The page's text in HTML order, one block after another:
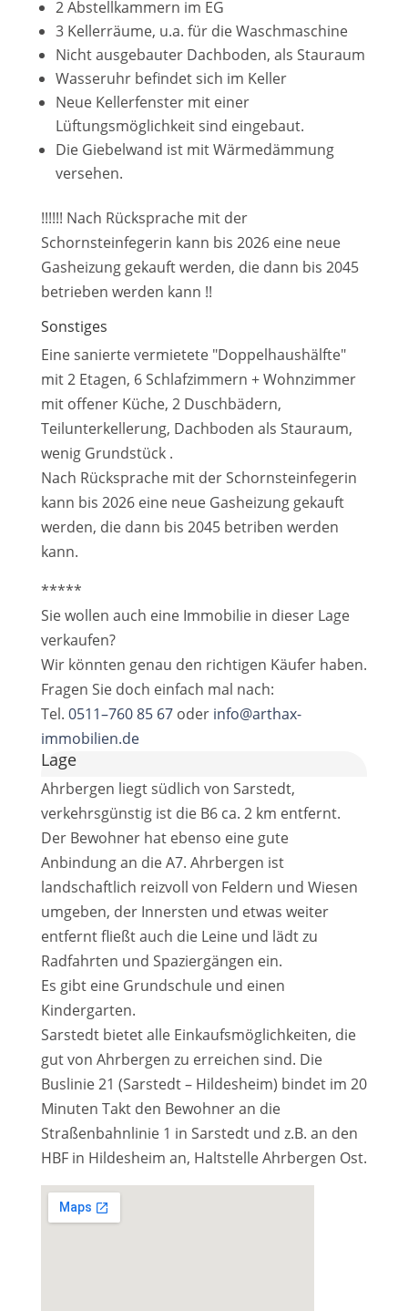
2 Abstellkammern im EG
3 Kellerräume, u.a. für die Waschmaschine
Nicht ausgebauter Dachboden, als Stauraum
Wasseruhr befindet sich im Keller
Neue Kellerfenster mit einer
Lüftungsmöglichkeit sind eingebaut.
Die Giebelwand ist mit Wärmedämmung
versehen.
!!!!!! Nach Rücksprache mit der
Schornsteinfegerin kann bis 2026 eine neue
Gasheizung gekauft werden, die dann bis 2045
betrieben werden kann !!
Sonstiges
Eine sanierte vermietete "Doppelhaushälfte"
mit 2 Etagen, 6 Schlafzimmern + Wohnzimmer
mit offener Küche, 2 Duschbädern,
Teilunterkellerung, Dachboden als Stauraum,
wenig Grundstück .
Nach Rücksprache mit der Schornsteinfegerin
kann bis 2026 eine neue Gasheizung gekauft
werden, die dann bis 2045 betriben werden
kann.
*****
Sie wollen auch eine Immobilie in dieser Lage
verkaufen?
Wir könnten genau den richtigen Käufer haben.
Fragen Sie doch einfach mal nach:
Tel. 0511–760 85 67oder info@arthax-
immobilien.de
Lage
Ahrbergen liegt südlich von Sarstedt,
verkehrsgünstig ist die B6 ca. 2 km entfernt.
Der Bewohner hat ebenso eine gute
Anbindung an die A7. Ahrbergen ist
landschaftlich reizvoll von Feldern und Wiesen
umgeben, der Innersten und etwas weiter
entfernt fließt auch die Leine und lädt zu
Radfahrten und Spaziergängen ein.
Es gibt eine Grundschule und einen
Kindergarten.
Sarstedt bietet alle Einkaufsmöglichkeiten, die
gut von Ahrbergen zu erreichen sind. Die
Buslinie 21 (Sarstedt – Hildesheim) bindet im 20
Minuten Takt den Bewohner an die
Straßenbahnlinie 1 in Sarstedt und z.B. an den
HBF in Hildesheim an, Haltstelle Ahrbergen Ost.